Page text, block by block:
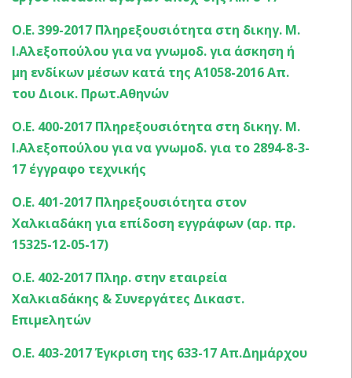
Ο.Ε. 399-2017 Πληρεξουσιότητα στη δικηγ. Μ.
Ι.Αλεξοπούλου για να γνωμοδ. για άσκηση ή
μη ενδίκων μέσων κατά της Α1058-2016 Απ.
του Διοικ. Πρωτ.Αθηνών
Ο.Ε. 400-2017 Πληρεξουσιότητα στη δικηγ. Μ.
Ι.Αλεξοπούλου για να γνωμοδ. για το 2894-8-3-
17 έγγραφο τεχνικής
Ο.Ε. 401-2017 Πληρεξουσιότητα στον
Χαλκιαδάκη για επίδοση εγγράφων (αρ. πρ.
15325-12-05-17)
Ο.Ε. 402-2017 Πληρ. στην εταιρεία
Χαλκιαδάκης & Συνεργάτες Δικαστ.
Επιμελητών
Ο.Ε. 403-2017 Έγκριση της 633-17 Απ.Δημάρχου